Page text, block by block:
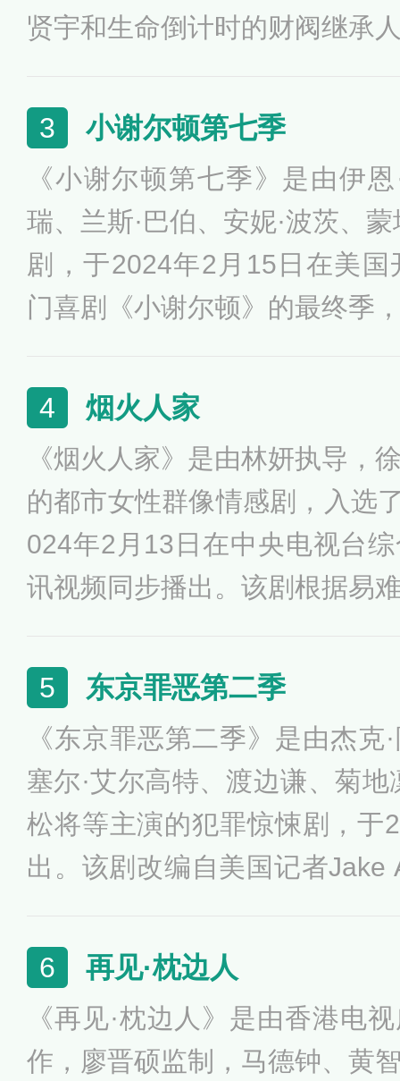
贤宇和生命倒计时的财阀继承
3 小谢尔顿第七季
《小谢尔顿第七季》是由伊
瑞、兰斯·巴伯、安妮·波茨、
剧，于2024年2月15日在美
门喜剧《小谢尔顿》的最终季
4 烟火人家
《烟火人家》是由林妍执导，
的都市女性群像情感剧，入选
024年2月13日在中央电视台
讯视频同步播出。该剧根据易
以及三姐妹的女儿——孟家第
经历家庭及其婚恋等种种问题
各自成长的温暖过程。
5 东京罪恶第二季
《东京罪恶第二季》是由杰克
塞尔·艾尔高特、渡边谦、菊地
松将等主演的犯罪惊悚剧，于
出。该剧改编自美国记者Jake
观众继续深入东京这座城市的
elstein逐渐意识到自己和身边
危险之中。
6 再见·枕边人
《再见·枕边人》是由香港电
作，廖晋硕监制，马德钟、黄